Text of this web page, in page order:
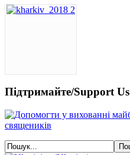
Підтримайте/Support Us